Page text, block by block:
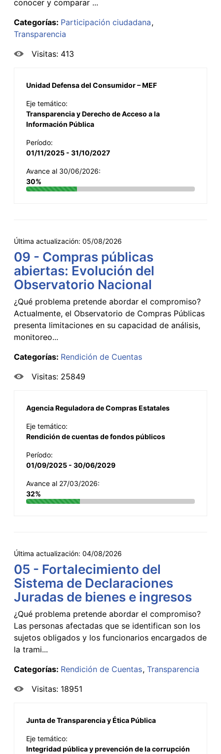
conocer y comparar ...
Categorías: Participación ciudadana
Transparencia
Visitas: 413
Unidad Defensa del Consumidor – MEF
Eje temático:
Transparencia y Derecho de Acceso a la
Información Pública
Período:
01/11/2025 - 31/10/2027
Avance al 30/06/2026:
30%
Última actualización: 05/08/2026
09 - Compras públicas
abiertas: Evolución del
Observatorio Nacional
¿Qué problema pretende abordar el compromiso?
Actualmente, el Observatorio de Compras Públicas
presenta limitaciones en su capacidad de análisis,
monitoreo...
Categorías: Rendición de Cuentas
Visitas: 25849
Agencia Reguladora de Compras Estatales
Eje temático:
Rendición de cuentas de fondos públicos
Período:
01/09/2025 - 30/06/2029
Avance al 27/03/2026:
32%
Última actualización: 04/08/2026
05 - Fortalecimiento del
Sistema de Declaraciones
Juradas de bienes e ingresos
¿Qué problema pretende abordar el compromiso?
Las personas afectadas que se identifican son los
sujetos obligados y los funcionarios encargados de
la trami...
Categorías: Rendición de Cuentas Transparencia
Visitas: 18951
Junta de Transparencia y Ética Pública
Eje temático:
Integridad pública y prevención de la corrupción